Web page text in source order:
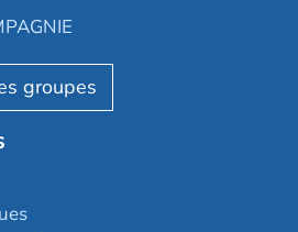
Villa Médicis